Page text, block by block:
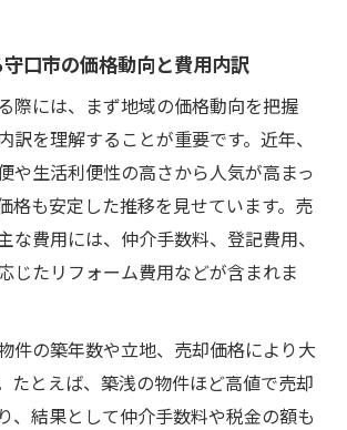
口市の価格動向と費用内訳
際には、まず地域の価格動向を把握
訳を理解することが重要です。近年、
や生活利便性の高さから人気が高まっ
格も安定した推移を見せています。売
な費用には、仲介手数料、登記費用、
じたリフォーム費用などが含まれま
件の築年数や立地、売却価格により大
たとえば、築浅の物件ほど高値で売却
、結果として仲介手数料や税金の額も